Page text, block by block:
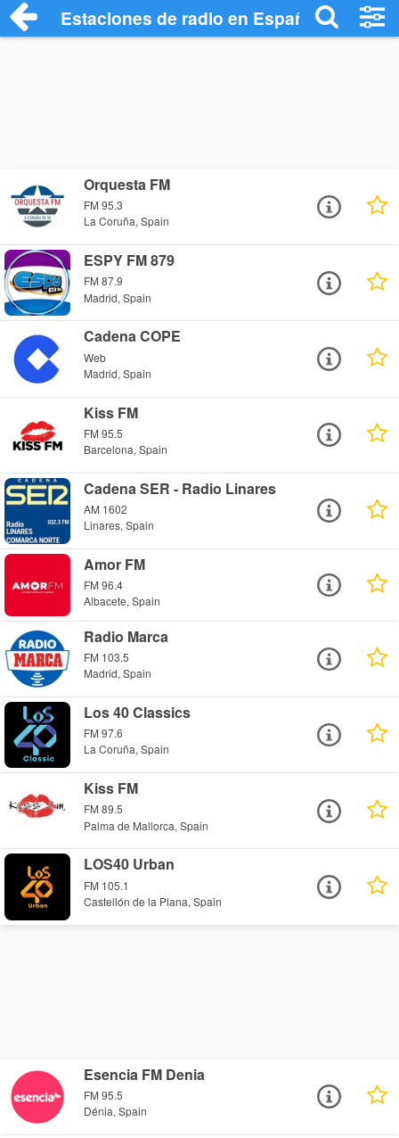
Estaciones de radio en España -
Orquesta FM
FM 95.3
La Coruña, Spain
ESPY FM 879
FM 87.9
Madrid, Spain
Cadena COPE
Web
Madrid, Spain
Kiss FM
FM 95.5
Barcelona, Spain
Cadena SER - Radio Linares
AM 1602
Linares, Spain
Amor FM
FM 96.4
Albacete, Spain
Radio Marca
FM 103.5
Madrid, Spain
Los 40 Classics
FM 97.6
La Coruña, Spain
Kiss FM
FM 89.5
Palma de Mallorca, Spain
LOS40 Urban
FM 105.1
Castellón de la Plana, Spain
Esencia FM Denia
FM 95.5
Dénia, Spain